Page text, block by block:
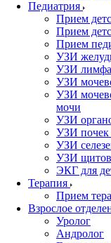
Педиатрия
Прием
Прием
Прием
УЗИ
УЗИ
УЗИ
УЗИ
мочи
УЗИ
УЗИ почек
УЗИ
УЗИ
ЭКГ для
Терапия
Прием
Взрослое
Уролог
Андролог